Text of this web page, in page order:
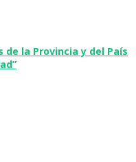
de la Provincia y del País